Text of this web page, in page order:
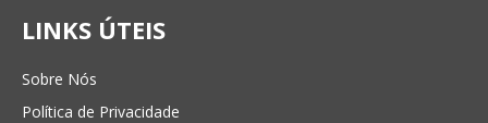
LINKS ÚTEIS
Sobre Nós
Política de Privacidade